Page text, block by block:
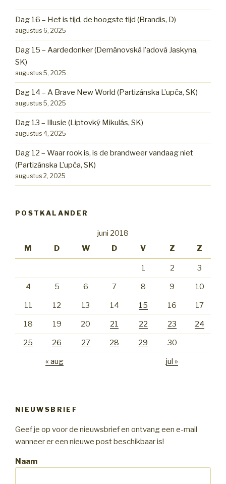
Dag 16 – Het is tijd, de hoogste tijd (Brandis, D)
augustus 6, 2025
Dag 15 – Aardedonker (Demänovská l’adová Jaskyna,
SK)
augustus 5, 2025
Dag 14 – A Brave New World (Partizánska L’upča, SK)
augustus 5, 2025
Dag 13 – Illusie (Liptovký Mikulás, SK)
augustus 4, 2025
Dag 12 – Waar rook is, is de brandweer vandaag niet
(Partizánska L’upča, SK)
augustus 2, 2025
POSTKALANDER
juni 2018
M
D W D V Z Z
1 2 3
4 5 6 7 8 9 10
11 12 13 14 15 16 17
18 19 20 21 22 23 24
25 26 27 28 29 30
« aug jul »
NIEUWSBRIEF
Geef je op voor de nieuwsbrief en ontvang een e-mail
wanneer er een nieuwe post beschikbaar is!
Naam